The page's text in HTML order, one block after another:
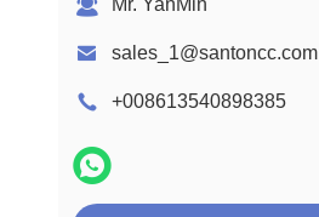
Mr. YanMin
sales_1@santoncc.com
+008613540898385